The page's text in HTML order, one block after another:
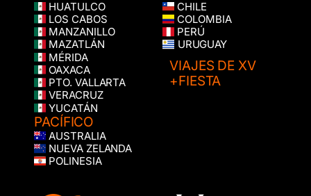
HUATULCO
LOS CABOS
MANZANILLO
MAZATLÁN
MÉRIDA
OAXACA
PTO. VALLARTA
VERACRUZ
YUCATÁN
PACÍFICO
AUSTRALIA
NUEVA ZELANDA
POLINESIA
CHILE
COLOMBIA
PERÚ
URUGUAY
VIAJES DE XV
+FIESTA